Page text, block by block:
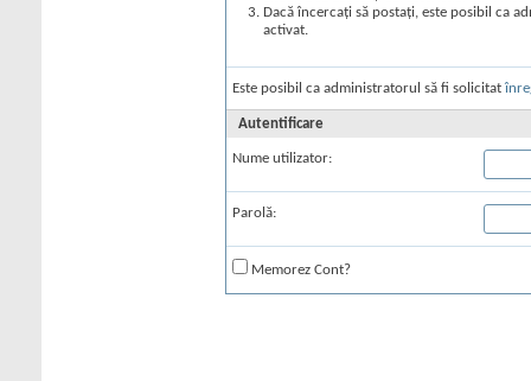
Dacă încercaţi să postaţi, este posibil ca
activat.
Este posibil ca administratorul să fi solicitat
Autentificare
Nume utilizator:
Parolă:
Memorez Cont?